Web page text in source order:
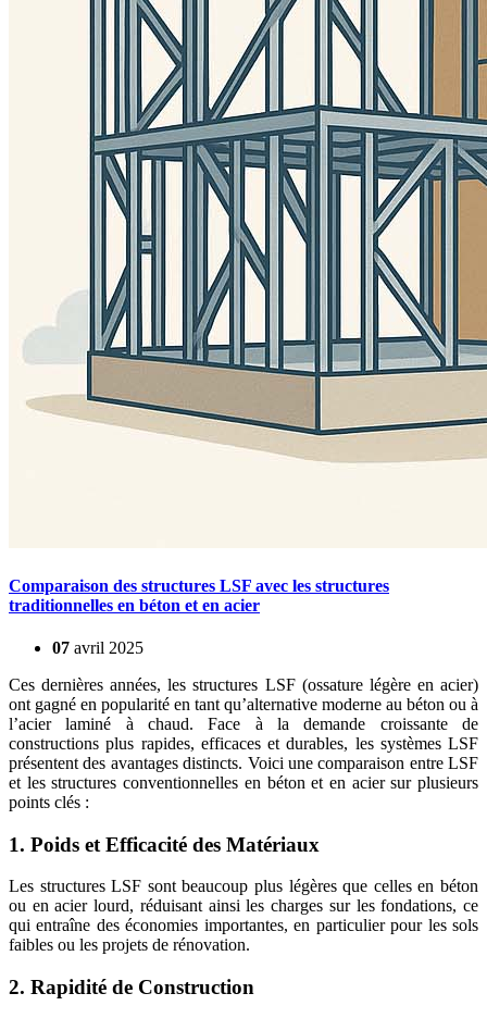
Comparaison des structures LSF avec les structures
traditionnelles en béton et en acier
07 avril 2025
Ces dernières années, les structures LSF (ossature légère en acier)
ont gagné en popularité en tant qu’alternative moderne au béton ou à
l’acier laminé à chaud. Face à la demande croissante de
constructions plus rapides, efficaces et durables, les systèmes LSF
présentent des avantages distincts. Voici une comparaison entre LSF
et les structures conventionnelles en béton et en acier sur plusieurs
points clés :
1. Poids et Efficacité des Matériaux
Les structures LSF sont beaucoup plus légères que celles en béton
ou en acier lourd, réduisant ainsi les charges sur les fondations, ce
qui entraîne des économies importantes, en particulier pour les sols
faibles ou les projets de rénovation.
2. Rapidité de Construction